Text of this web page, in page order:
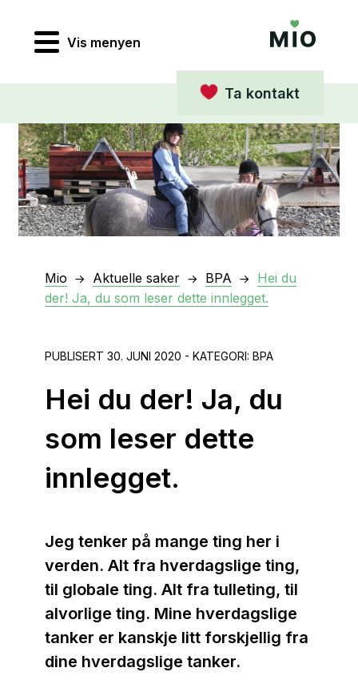
Vis menyen
Ta kontakt
Mio Aktuelle saker BPA
Hei du
der! Ja, du som leser dette innlegget.
PUBLISERT 30. JUNI 2020 - KATEGORI: BPA
Hei du der! Ja, du
som leser dette
innlegget.
Jeg tenker på mange ting her i
verden. Alt fra hverdagslige ting,
til globale ting. Alt fra tulleting, til
alvorlige ting. Mine hverdagslige
tanker er kanskje litt forskjellig fra
dine hverdagslige tanker.